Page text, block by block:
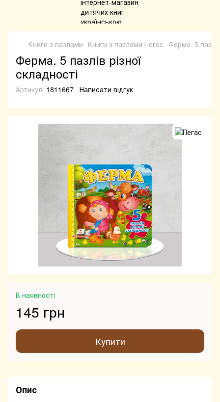
Книги з пазлами Книги з пазлами Пегас Ферма. 5
Ферма. 5 пазлів різної
складності
Артикул: 1811667 Написати відгук
В наявності
145 грн
Купити
Опис